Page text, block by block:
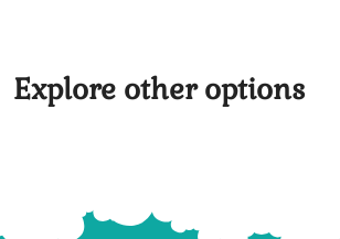
Explore other options